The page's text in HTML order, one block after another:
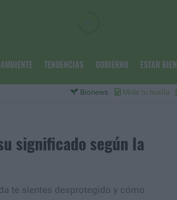
AMBIENTE TENDENCIAS GOBIERNO ESTAR BIEN
Bionews Mide tu huella
significado según la
te sientes desprotegido y cómo